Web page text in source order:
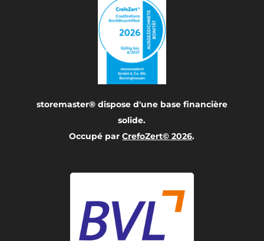
storemaster® dispose d'une base financière
solide.
Occupé parCrefoZert© 2026.